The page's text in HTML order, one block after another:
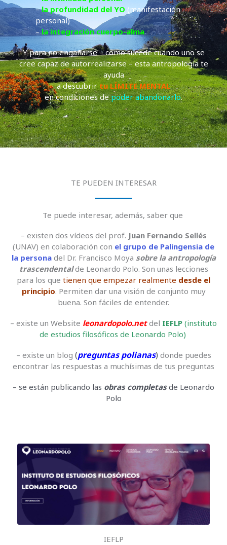
–la profundidad del YO (manifestación
personal)
–la integración cuerpo-alma
Y para no engañarse – como sucede cuando uno se
cree capaz de autorrealizarse – esta antropología te
ayuda
a descubrirtu LÍMITE MENTAL
en condiciones depoder abandonarlo.
TE PUEDEN INTERESAR
Te puede interesar, además, saber que
– existen dos vídeos del prof. Juan Fernando Sellés
(UNAV) en colaboración con el grupo de Palingensia de
la personadel Dr. Francisco Moya sobre la antropología
trascendentalde Leonardo Polo. Son unas lecciones
para los que tienen que empezar realmente desde el
principio. Permiten dar una visión de conjunto muy
buena. Son fáciles de entender.
– existe un Website leonardopolo.netdel IEFLP (instituto
de estudios filosóficos de Leonardo Polo)
– existe un blog (preguntas polianas) donde puedes
encontrar las respuestas a muchísimas de tus preguntas
– se están publicando las obras completas de Leonardo
Polo
IEFLP